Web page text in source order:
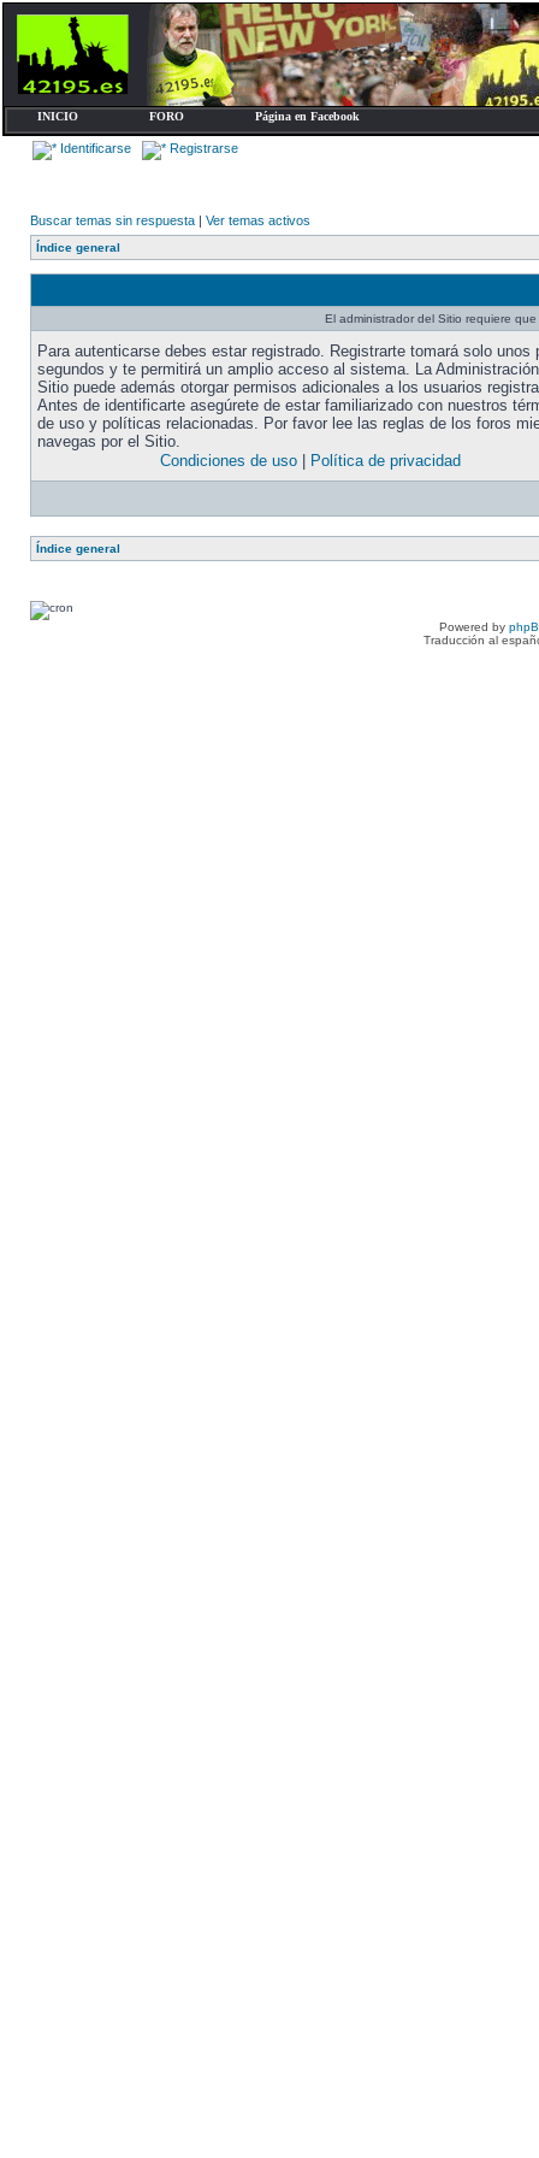
INICIO FORO Página en Facebook
Identificarse Registrarse
Buscar temas sin respuesta | Ver temas activos
Índice general
El administrador del Sitio requiere
Para autenticarse debes estar registrado. Registrarte tomará solo unos
segundos y te permitirá un amplio acceso al sistema. La
Sitio puede además otorgar permisos adicionales a los usuarios
Antes de identificarte asegúrete de estar familiarizado con nuestros
de uso y políticas relacionadas. Por favor lee las reglas de los foros
navegas por el Sitio.
Condiciones de uso| Política de privacidad
Índice general
Powered by
Traducción al